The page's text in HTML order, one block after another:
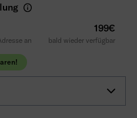
an
199€
bald wieder verfügbar